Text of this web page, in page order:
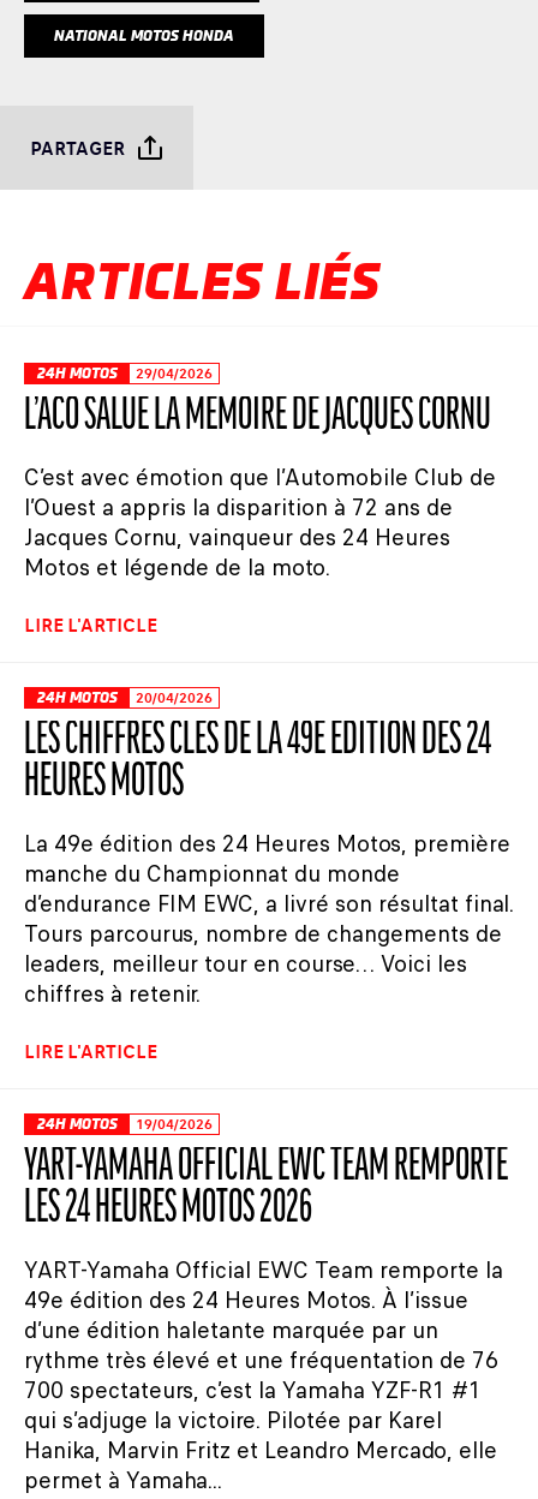
NATIONAL MOTOS HONDA
PARTAGER
ARTICLES LIÉS
24H MOTOS 29/04/2026
L’ACO SALUE LA MÉMOIRE DE JACQUES CORNU
C’est avec émotion que l’Automobile Club de
l’Ouest a appris la disparition à 72 ans de
Jacques Cornu, vainqueur des 24 Heures
Motos et légende de la moto.
LIRE L'ARTICLE
24H MOTOS 20/04/2026
LES CHIFFRES CLÉS DE LA 49E ÉDITION DES 24
HEURES MOTOS
La 49e édition des 24 Heures Motos, première
manche du Championnat du monde
d’endurance FIM EWC, a livré son résultat final.
Tours parcourus, nombre de changements de
leaders, meilleur tour en course… Voici les
chiffres à retenir.
LIRE L'ARTICLE
24H MOTOS 19/04/2026
YART-YAMAHA OFFICIAL EWC TEAM REMPORTE
LES 24 HEURES MOTOS 2026
YART-Yamaha Official EWC Team remporte la
49e édition des 24 Heures Motos. À l’issue
d’une édition haletante marquée par un
rythme très élevé et une fréquentation de 76
700 spectateurs, c’est la Yamaha YZF-R1 #1
qui s’adjuge la victoire. Pilotée par Karel
Hanika, Marvin Fritz et Leandro Mercado, elle
permet à Yamaha...